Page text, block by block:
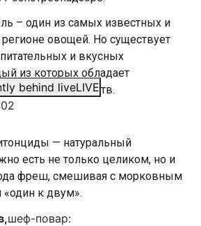
behind liveLIVE
– один из самых известных и
овощей. Но существует
и вкусных
из которых обладает
полезных свойств.
— натуральный
есть не только целиком, но и
фреш, смешивая с морковным
к двум».
шеф-повар: